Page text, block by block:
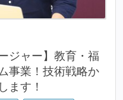
ジャー】教育・福
事業！技術戦略か
ます！